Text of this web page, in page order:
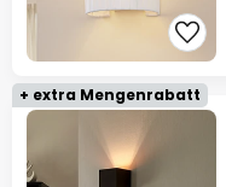
+ extra Mengenrabatt